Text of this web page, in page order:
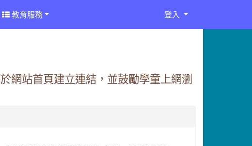
教育服務 登入
網站首頁建立連結，並鼓勵學童上網瀏